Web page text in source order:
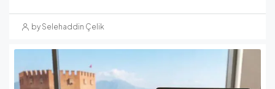
by Selehaddin Çelik